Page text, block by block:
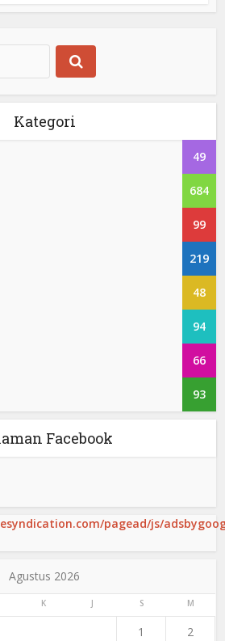
Kategori
49
684
99
219
48
94
66
93
Facebook
pagead/js/
Agustus 2026
K J S M
1 2